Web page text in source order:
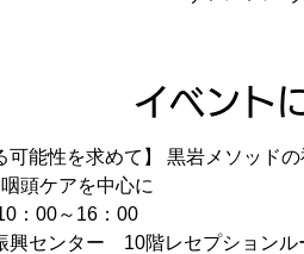
イベント
可能性を求めて】 黒岩メソッド
頭ケアを中心に
：00～16：00
興センター　10階レセプショ